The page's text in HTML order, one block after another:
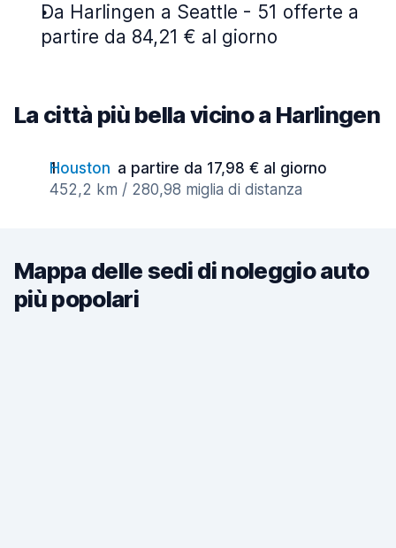
Da Harlingen a Seattle - 51 offerte a
partire da 84,21 € al giorno
La città più bella vicino a Harlingen
Houston a partire da 17,98 € al giorno
452,2 km / 280,98 miglia di distanza
Mappa delle sedi di noleggio auto
più popolari